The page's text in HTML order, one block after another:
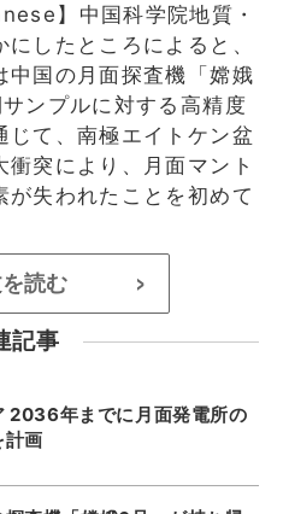
】中国科学院地質・
したところによると、
中国の月面探査機「嫦娥
ンプルに対する高精度
じて、南極エイトケン盆
突により、月面マント
が失われたことを初めて
読む >
記事
2036年までに月面発電所の
計画